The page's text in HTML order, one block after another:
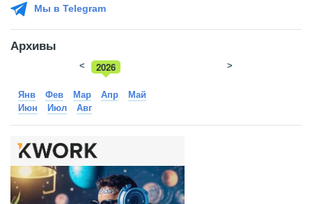
Мы в Telegram
Архивы
2026
2025
< >
Янв Фев Мар Апр
Май
Июн
Июл Авг